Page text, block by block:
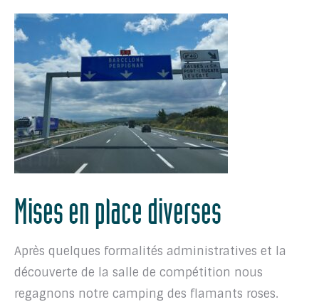
Mises en place diverses
Après quelques formalités administratives et la
découverte de la salle de compétition nous
regagnons notre camping des flamants roses.